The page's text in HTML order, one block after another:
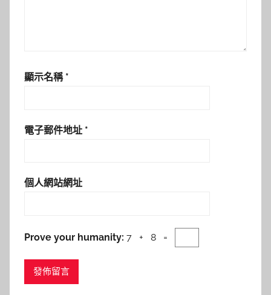
顯示名稱 *
電子郵件地址 *
個人網站網址
Prove your humanity: 7 + 8 =